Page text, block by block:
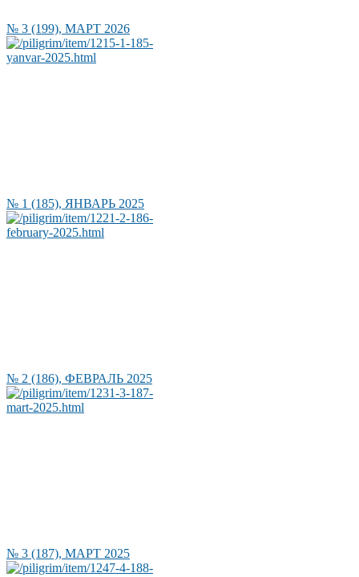
№ 3 (199), МАРТ 2026
№ 1 (185), ЯНВАРЬ 2025
№ 2 (186), ФЕВРАЛЬ 2025
№ 3 (187), МАРТ 2025